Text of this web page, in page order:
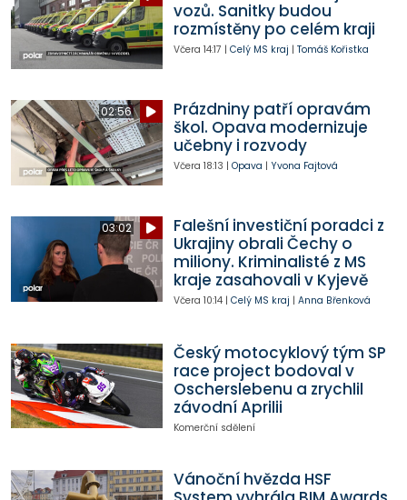
vozů. Sanitky budou
rozmístěny po celém kraji
Včera 14:17 | Celý MS kraj | Tomáš Kořistka
02:56
Prázdniny patří opravám
škol. Opava modernizuje
učebny i rozvody
Včera 18:13 | Opava | Yvona Fajtová
03:02
Falešní investiční poradci z
Ukrajiny obrali Čechy o
miliony. Kriminalisté z MS
kraje zasahovali v Kyjevě
Včera 10:14| Celý MS kraj | Anna Břenková
Český motocyklový tým SP
race project bodoval v
Oscherslebenu a zrychlil
závodní Aprilii
Komerční sdělení
Vánoční hvězda HSF